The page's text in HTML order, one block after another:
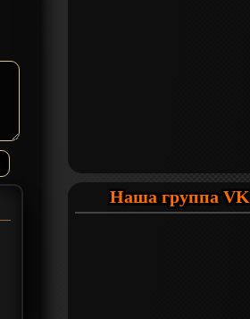
Наша группа VK